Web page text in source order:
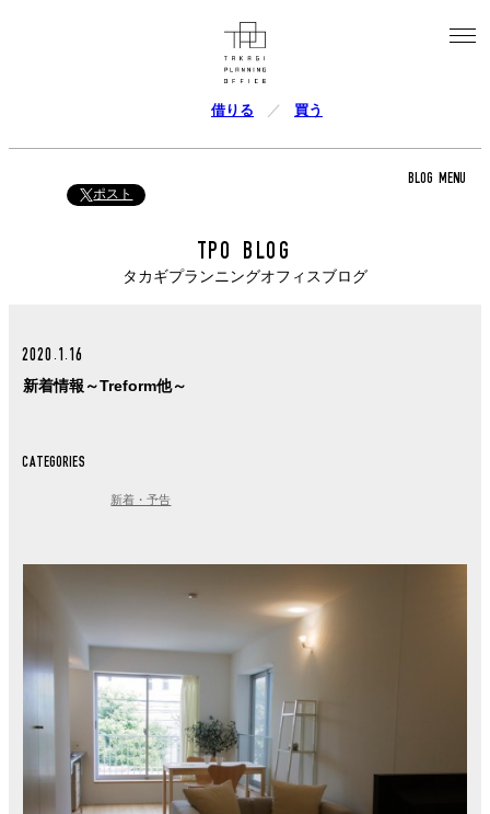
借りる 買う
ポスト
BLOG MENU
TPO BLOG
タカギプランニングオフィスブログ
2020.1.16
新着情報～Treform他～
CATEGORIES
新着・予告